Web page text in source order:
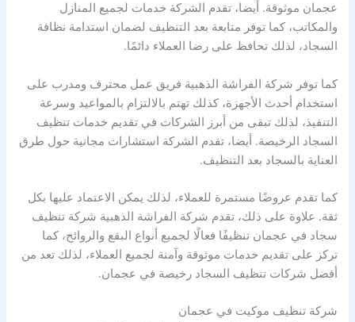
عجمان موثوقة. أيضا، تقدم الشركة خدمات لجميع المنازل
والمكاتب، كما توفر متابعة بعد التنظيف لضمان استدامة نظافة
السجاد، لذلك تحافظ على رضا العملاء دائمًا.
كما توفر شركة الفراشة الذهبية فريق عمل محترف ومدرب على
استخدام أحدث الأجهزة، كذلك تهتم بالالتزام بالمواعيد وسرعة
التنفيذ، لذلك تبقى من أبرز الشركات في تقديم خدمات تنظيف
السجاد الرخيصة. أيضا، تقدم الشركة استشارات مجانية حول طرق
العناية بالسجاد بعد التنظيف.
كما تقدم عروضًا مستمرة للعملاء، لذلك يمكن الاعتماد عليها بكل
ثقة. علاوة على ذلك، تقدم شركة الفراشة الذهبية شركة تنظيف
سجاد في عجمان تنظيفًا فعالًا لجميع أنواع البقع والروائح، كما
تركز على تقديم خدمات موثوقة وآمنة لجميع العملاء، لذلك تعد من
أفضل شركات تنظيف السجاد رخيصة في عجمان.
شركة تنظيف موكيت في عجمان